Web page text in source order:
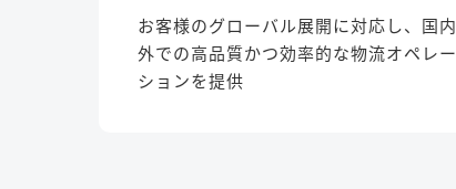
お客様のグローバル展開に対応し、国内
外での高品質かつ効率的な物流オペレー
ションを提供